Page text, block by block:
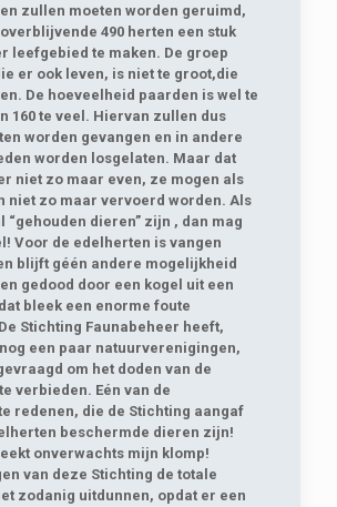
zullen moeten worden geruimd,
490 herten een stuk
leefgebied te maken. De groep
er ook leven, is niet te groot,die
De hoeveelheid paarden is wel te
160 te veel. Hiervan zullen dus
worden gevangen en in andere
worden losgelaten. Maar dat
niet zo maar even, ze mogen als
niet zo maar vervoerd worden. Als
“gehouden dieren” zijn , dan mag
Voor de edelherten is vangen
blijft géén andere mogelijkheid
gedood door een kogel uit een
bleek een enorme foute
Stichting Faunabeheer heeft,
een paar natuurverenigingen,
om het doden van de
verbieden. Eén van de
redenen, die de Stichting aangaf
beschermde dieren zijn!
onverwachts mijn klomp!
van deze Stichting de totale
zodanig uitdunnen, opdat er een